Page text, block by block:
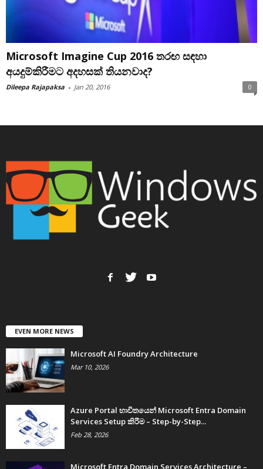
Microsoft Imagine Cup 2016 තරඟ සඳහා
අයදුම්කිරීමට අදහසක් තියනවාද?
Dileepa Rajapaksa - Jan 20, 2016 0
EVEN MORE NEWS
Microsoft AI Foundry Architecture
Mar 10, 2026
Azure Portal භාවිතයෙන් Microsoft Entra Domain
Services Setup කිරීම – Step-by-Step...
Feb 28, 2026
Microsoft Entra Domain Services Architecture –